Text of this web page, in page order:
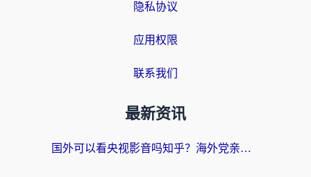
隐私协议
应用权限
联系我们
最新资讯
国外可以看央视影音吗知乎？海外党亲测有效的回国加速方案